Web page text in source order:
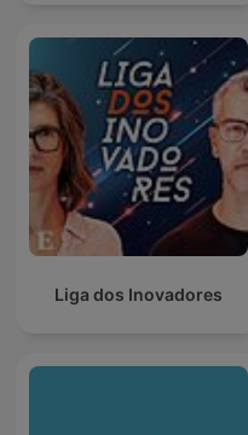
Liga dos Inovadores